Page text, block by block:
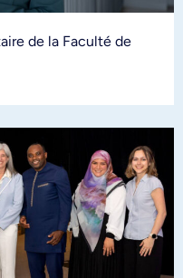
de la Faculté de